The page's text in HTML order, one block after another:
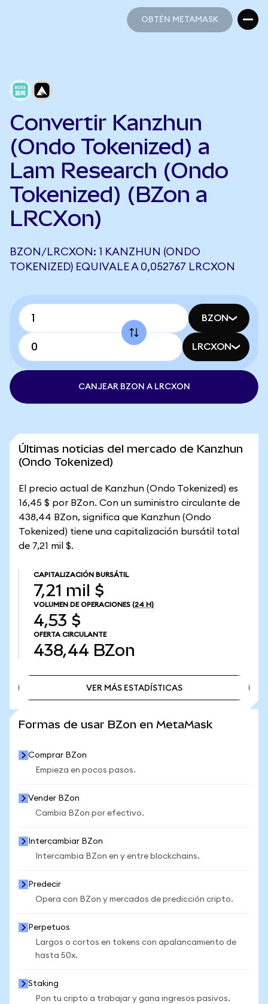
OBTÉN METAMASK
Convertir Kanzhun
(Ondo Tokenized) a
Lam Research (Ondo
Tokenized) (BZon a
LRCXon)
BZON/LRCXON: 1 KANZHUN (ONDO
TOKENIZED) EQUIVALE A 0,052767 LRCXON
BZON
LRCXON
CANJEAR BZON A LRCXON
Últimas noticias del mercado de Kanzhun
(Ondo Tokenized)
El precio actual de Kanzhun (Ondo Tokenized) es
16,45 $ por BZon. Con un suministro circulante de
438,44 BZon, significa que Kanzhun (Ondo
Tokenized) tiene una capitalización bursátil total
de 7,21 mil $.
CAPITALIZACIÓN BURSÁTIL
7,21 mil $
VOLUMEN DE OPERACIONES (24 H)
4,53 $
OFERTA CIRCULANTE
438,44 BZon
VER MÁS ESTADÍSTICAS
Formas de usar BZon en MetaMask
Comprar BZon
Empieza en pocos pasos.
Vender BZon
Cambia BZon por efectivo.
Intercambiar BZon
Intercambia BZon en y entre blockchains.
Predecir
Opera con BZon y mercados de predicción cripto.
Perpetuos
Largos o cortos en tokens con apalancamiento de
hasta 50x.
Staking
Pon tu cripto a trabajar y gana ingresos pasivos.